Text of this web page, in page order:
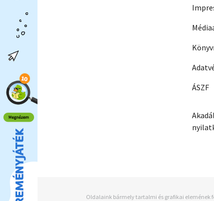
ÁSZF
Oldalaink bármely tartalmi és grafikai elemének